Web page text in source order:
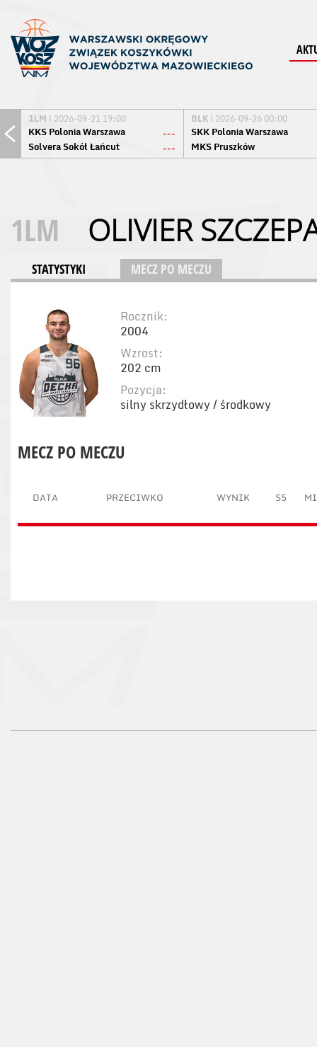
1LM | 2026-09-21 19:00
KKS Polonia Warszawa
---
Solvera Sokół Łańcut
---
BLK | 2026-09-26 00:00
SKK Polonia Warszawa
MKS Pruszków
1LM OLIVIER
STATYSTYKI MECZ PO MECZU
Rocznik:
2004
Wzrost:
202 cm
Pozycja:
silny skrzydłowy / środkowy
MECZ PO MECZU
DATA PRZECIWKO WYNIK S5